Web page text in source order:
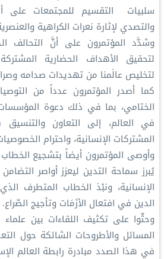
سلبيات التقسيم للمجتمعات
والتصدي لإثارة نعرات الكراهية
وشدَّد المؤتمرون على أنَّ التحالف
لتحقيق الأهداف الحضارية
لتخليص عالَمنا من تهديدات صدامه
كما أصدر المؤتمرون عدداً من
الختامي، بما في ذلك دعوة المؤسسات
في العالم، إلى التعاون
المشتركات الإنسانية، واحترام
وأوصى المؤتمرون أيضاً بتشجيع
يُبرز سماحة التدين ليعزز أواصر
الإنسانية، ونبْذ الخطاب المتطرف
الدين في افتعال الأزَمَات وتأجيج الصّراع.
وحثّوا على تكثيف اللقاءات بين علماء
المسائل والأطروحات الشائكة حول
في هذا الصدد مبادرة رابطة العالم